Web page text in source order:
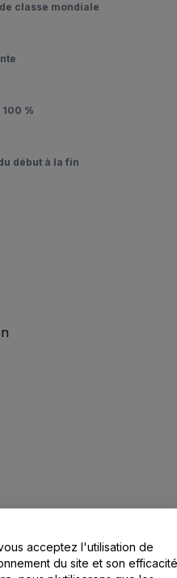
classe mondiale
%
début à la fin
contacter
acceptez l'utilisation de
du site et son efficacité